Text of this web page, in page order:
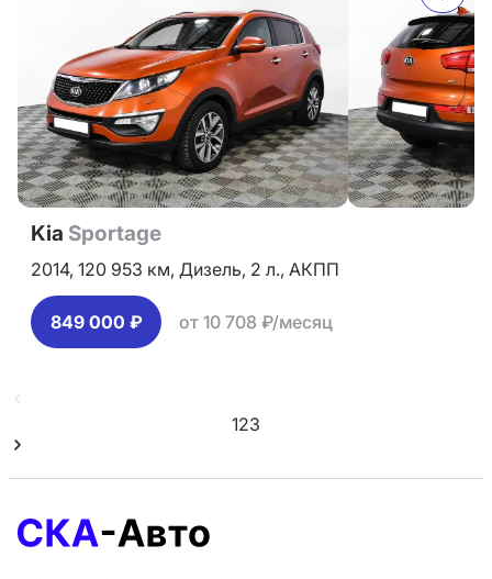
Kia Sportage
2014, 120 953 км, Дизель, 2 л., АКПП
849 000 ₽ от 10 708 ₽/месяц
123